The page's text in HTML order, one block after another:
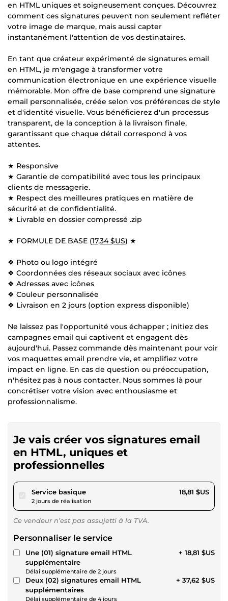
en HTML uniques et soigneusement conçues. Découvrez
comment ces signatures peuvent non seulement refléter
votre image de marque, mais aussi capter
instantanément l'attention de vos destinataires.
En tant que créateur expérimenté de signatures email
en HTML, je m'engage à transformer votre
communication électronique en une expérience visuelle
mémorable. Mon offre de base comprend une signature
email personnalisée, créée selon vos préférences de style
et d'identité visuelle. Vous bénéficierez d'un processus
transparent, de la conception à la livraison finale,
garantissant que chaque détail correspond à vos
attentes.
★ Responsive
★ Garantie de compatibilité avec tous les principaux
clients de messagerie.
★ Respect des meilleures pratiques en matière de
sécurité et de confidentialité.
★ Livrable en dossier compressé .zip
★ FORMULE DE BASE (17,34 $US) ★
❖ Photo ou logo intégré
❖ Coordonnées des réseaux sociaux avec icônes
❖ Adresses avec icônes
❖ Couleur personnalisée
❖ Livraison en 2 jours (option express disponible)
Ne laissez pas l'opportunité vous échapper ; initiez des
campagnes email qui captivent et engagent dès
aujourd'hui. Passez commande dès maintenant pour voir
vos maquettes email prendre vie, et amplifiez votre
impact en ligne. En cas de question ou préoccupation,
n'hésitez pas à nous contacter. Nous sommes là pour
concrétiser votre vision avec enthousiasme et
professionnalisme.
Je vais créer vos signatures email
en HTML, uniques et
professionnelles
Service basiquepour 17,34 $US
2 jours de réalisation
18,81 $US
Ce vendeur n’est pas assujetti à la TVA.
Personnaliser le service
Une (01) signature email HTML
supplémentaire
Délai supplémentaire de 2 jours
+ 18,81 $US
Deux (02) signatures email HTML
supplémentaires
Délai supplémentaire de 4 jours
+ 37,62 $US